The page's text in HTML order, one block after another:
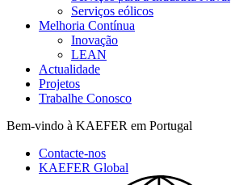
Serviços eólicos
Melhoria Contínua
Inovação
LEAN
Actualidade
Projetos
Trabalhe Conosco
Bem-vindo à KAEFER em Portugal
Contacte-nos
KAEFER Global